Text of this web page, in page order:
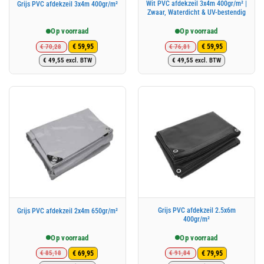
Grijs PVC afdekzeil 3x4m 400gr/m²
Op voorraad
€70,28
Oorspronkelijke
prijs
was:
€ 59,95
Huidige
prijs
is:
€ 49,55 excl. BTW
Wit PVC afdekzeil 3x4m 400gr/m² |
Zwaar, Waterdicht & UV-bestendig
Op voorraad
€76,81
Oorspronkelijke
prijs
was:
€ 59,95
Huidige
prijs
is:
€ 49,55 excl. BTW
Grijs PVC afdekzeil 2x4m 650gr/m²
Op voorraad
€85,18
€ 69,95
Grijs PVC afdekzeil 2.5x6m
400gr/m²
Op voorraad
€91,84
€ 79,95